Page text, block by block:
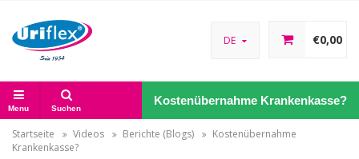
DE €0,00
Menu Suchen
Kostenübernahme Krankenkasse?
Startseite Videos Berichte (Blogs)
Kostenübernahme
Krankenkasse?